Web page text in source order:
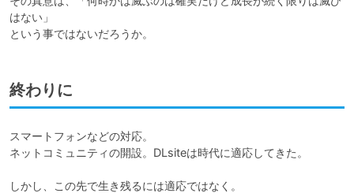
はない」
終わりに
スマートフォンなどの対応。
ネットコミュニティの開設。DLsiteは時代に適応してきた。
しかし、この先で生き残るには適応ではなく。